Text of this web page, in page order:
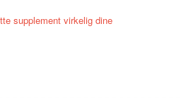
supplement virkelig dine